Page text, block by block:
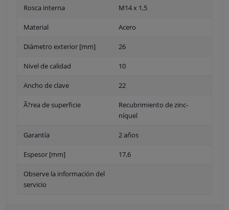
Rosca interna M14 x 1,5
Material Acero
Diámetro exterior [mm] 26
Nivel de calidad 10
Ancho de clave 22
Ã?rea de superficie
Recubrimiento de zinc-
níquel
Garantía 2 años
Espesor [mm] 17,6
Observe la información del
servicio